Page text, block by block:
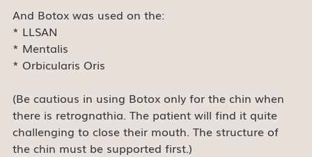
And Botox was used on the:
* LLSAN
* Mentalis
* Orbicularis Oris
(Be cautious in using Botox only for the chin when
there is retrognathia. The patient will find it quite
challenging to close their mouth. The structure of
the chin must be supported first.)